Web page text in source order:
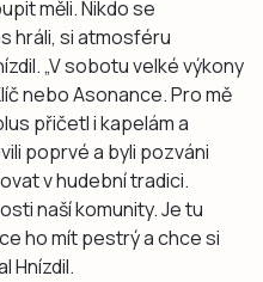
měli. Nikdo se
hráli, si atmosféru
„V sobotu velké výkony
nebo Asonance. Pro mě
přičetl i kapelám a
poprvé a byli pozváni
v hudební tradici.
naší komunity. Je tu
ho mít pestrý a chce si
Hnízdil.